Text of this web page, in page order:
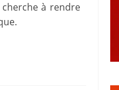
à rendre